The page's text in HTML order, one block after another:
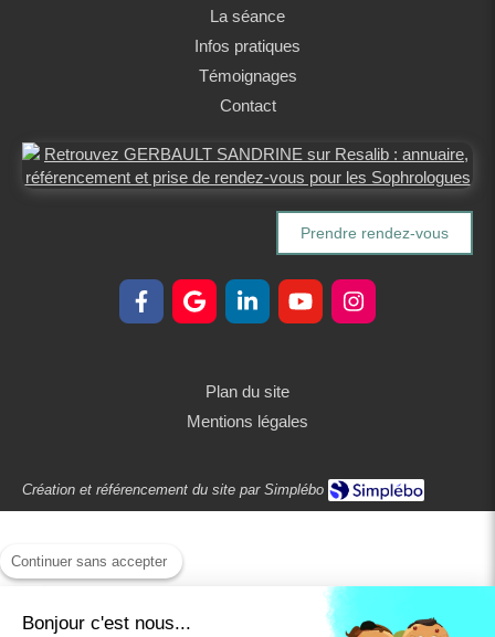
La séance
Infos pratiques
Témoignages
Contact
Prendre rendez-vous
Plan du site
Mentions légales
Création et référencement du site par Simplébo
Continuer sans accepter
Bonjour c'est nous...